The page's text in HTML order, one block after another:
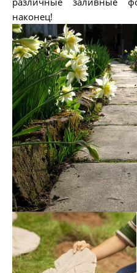
наконец!